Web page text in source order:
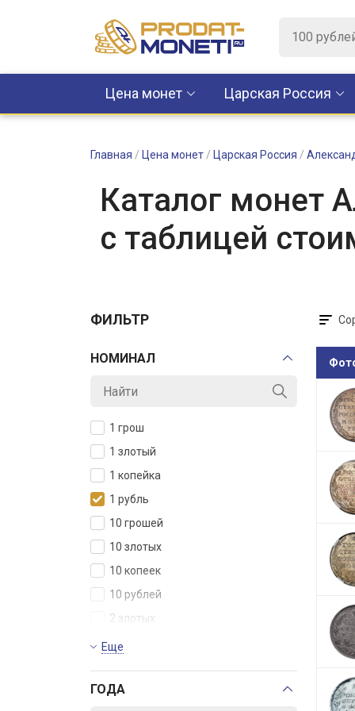
Цена монет Царская Россия
Главная / Цена монет / Царская Россия /
Каталог монет
с таблицей
ФИЛЬТР
НОМИНАЛ
1 грош
1 злотый
1 копейка
1 рубль
10 грошей
10 злотых
10 копеек
10 рублей
2 злотых
2 копейки
25 злотых
Еще
ГОДА